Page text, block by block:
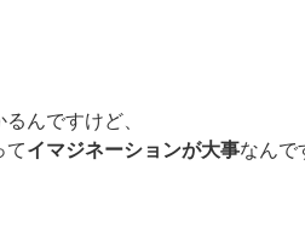
んですけど、
てイマジネーションが大事なんで